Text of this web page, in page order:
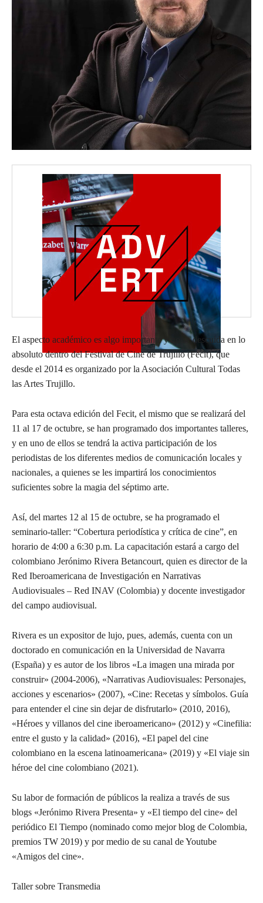
El aspecto académico es algo importante y no se descuida en lo
absoluto dentro del Festival de Cine de Trujillo (Fecit), que
desde el 2014 es organizado por la Asociación Cultural Todas
las Artes Trujillo.
Para esta octava edición del Fecit, el mismo que se realizará del
11 al 17 de octubre, se han programado dos importantes talleres,
y en uno de ellos se tendrá la activa participación de los
periodistas de los diferentes medios de comunicación locales y
nacionales, a quienes se les impartirá los conocimientos
suficientes sobre la magia del séptimo arte.
Así, del martes 12 al 15 de octubre, se ha programado el
seminario-taller: “Cobertura periodística y crítica de cine”, en
horario de 4:00 a 6:30 p.m. La capacitación estará a cargo del
colombiano Jerónimo Rivera Betancourt, quien es director de la
Red Iberoamericana de Investigación en Narrativas
Audiovisuales – Red INAV (Colombia) y docente investigador
del campo audiovisual.
Rivera es un expositor de lujo, pues, además, cuenta con un
doctorado en comunicación en la Universidad de Navarra
(España) y es autor de los libros «La imagen una mirada por
construir» (2004-2006), «Narrativas Audiovisuales: Personajes,
acciones y escenarios» (2007), «Cine: Recetas y símbolos. Guía
para entender el cine sin dejar de disfrutarlo» (2010, 2016),
«Héroes y villanos del cine iberoamericano» (2012) y «Cinefilia:
entre el gusto y la calidad» (2016), «El papel del cine
colombiano en la escena latinoamericana» (2019) y «El viaje sin
héroe del cine colombiano (2021).
Su labor de formación de públicos la realiza a través de sus
blogs «Jerónimo Rivera Presenta» y «El tiempo del cine» del
periódico El Tiempo (nominado como mejor blog de Colombia,
premios TW 2019) y por medio de su canal de Youtube
«Amigos del cine».
Taller sobre Transmedia